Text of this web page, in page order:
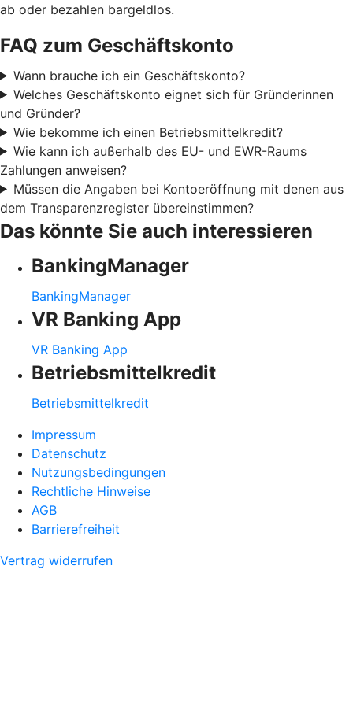
ab oder bezahlen bargeldlos.
FAQ zum Geschäftskonto
Wann brauche ich ein Geschäftskonto?
Welches Geschäftskonto eignet sich für Gründerinnen
und Gründer?
Wie bekomme ich einen Betriebsmittelkredit?
Wie kann ich außerhalb des EU- und EWR-Raums
Zahlungen anweisen?
Müssen die Angaben bei Kontoeröffnung mit denen aus
dem Transparenzregister übereinstimmen?
Das könnte Sie auch interessieren
BankingManager
BankingManager
VR Banking App
VR Banking App
Betriebsmittelkredit
Betriebsmittelkredit
Impressum
Datenschutz
Nutzungsbedingungen
Rechtliche Hinweise
AGB
Barrierefreiheit
Vertrag widerrufen